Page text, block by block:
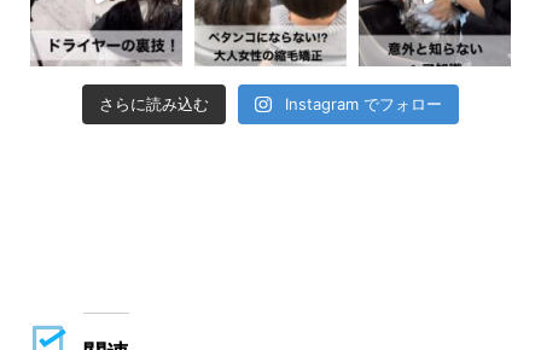
さらに読み込む Instagram でフォロー